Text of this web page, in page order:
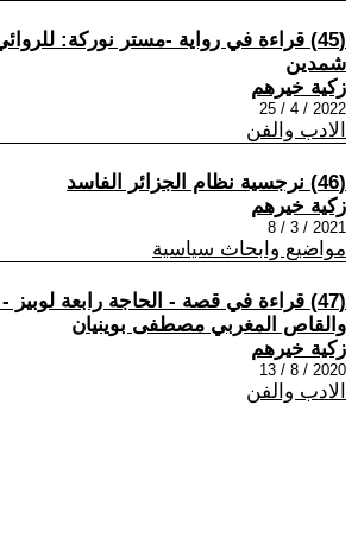
(45) قراءة في رواية -مستر نوركة:
شمدين
زكية خيرهم
2022 / 4 / 25
الادب والفن
(46) نرجسية نظام الجزائر الفاسد
زكية خيرهم
2021 / 3 / 8
مواضيع وابحاث سياسية
(47) قراءة في قصة - الحاجة رابعة لوبيز
والقاص المغربي مصطفى بوينيان
زكية خيرهم
2020 / 8 / 13
الادب والفن